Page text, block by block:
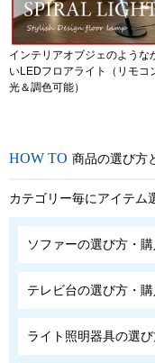
インテリアオブジェのような
いLEDフロアライト（リモコ
光＆調色可能）
商品の選び方
カテゴリー毎にアイテム
ソファーの選び方・
テレビ台の選び方・
ライト照明器具の選